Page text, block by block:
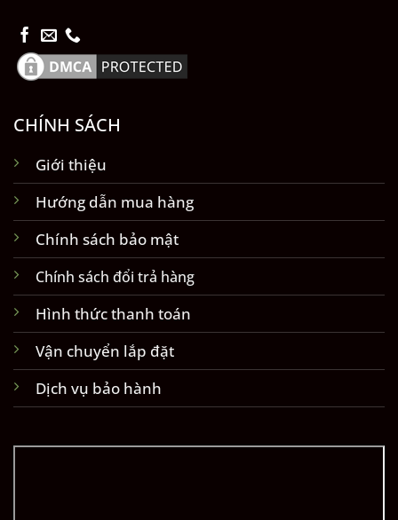
CHÍNH SÁCH
Giới thiệu
Hướng dẫn mua hàng
Chính sách bảo mật
Chính sách đổi trả hàng
Hình thức thanh toán
Vận chuyển lắp đặt
Dịch vụ bảo hành